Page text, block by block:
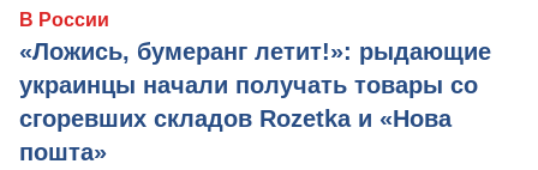
В России
«Ложись, бумеранг летит!»: рыдающие
украинцы начали получать товары со
сгоревших складов Rozetka и «Нова
пошта»